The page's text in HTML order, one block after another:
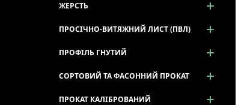
ЖЕРСТЬ
ПРОСІЧНО-ВИТЯЖНИЙ ЛИСТ (ПВЛ)
ПРОФІЛЬ ГНУТИЙ
СОРТОВИЙ ТА ФАСОННИЙ ПРОКАТ
ПРОКАТ КАЛІБРОВАНИЙ